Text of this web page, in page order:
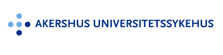
innhold